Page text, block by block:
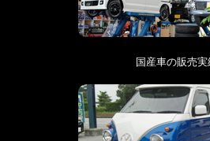
国産車の販売